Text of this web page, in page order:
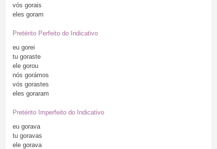
vós gorais
eles goram
Pretérito Perfeito do Indicativo
eu gorei
tu goraste
ele gorou
nós gorámos
vós gorastes
eles goraram
Pretérito Imperfeito do Indicativo
eu gorava
tu goravas
ele gorava